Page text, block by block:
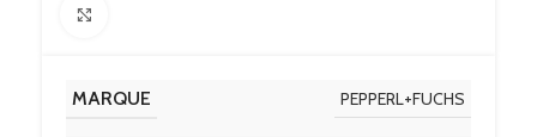
MARQUE PEPPERL+FUCHS